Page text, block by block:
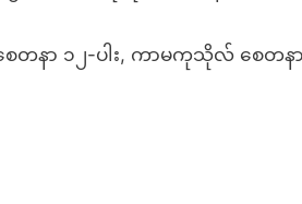
တနာ ၁၂-ပါး, ကာမကုသိုလ် စေတန